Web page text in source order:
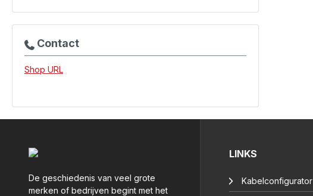
Contact
Shop URL
De geschiedenis van veel grote
merken of bedrijven begint met het
LINKS
Kabelconfigurator